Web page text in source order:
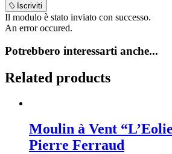
Iscriviti
Il modulo è stato inviato con successo.
An error occured.
Potrebbero interessarti anche...
Related products
Moulin à Vent
Pierre Ferraud